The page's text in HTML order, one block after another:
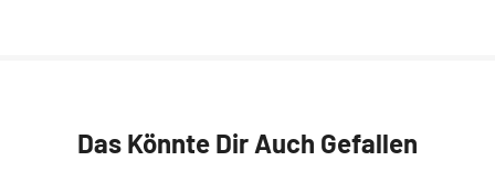
Das Könnte Dir Auch Gefallen